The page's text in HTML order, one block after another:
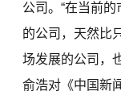
公司。“在当前
的公司，天然比
场发展的公司，
俞浩对《中国新